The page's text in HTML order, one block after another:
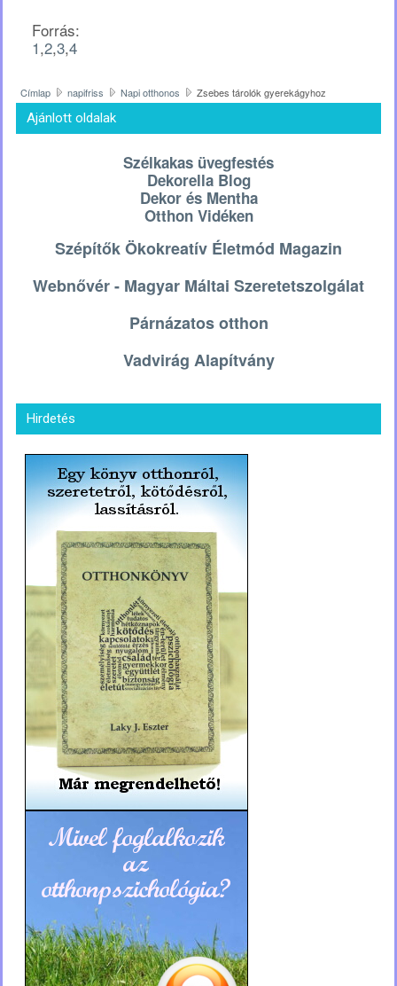
Forrás:
1,2,3,4
Címlap napifriss Napi otthonos Zsebes tárolók gyerekágyhoz
Ajánlott oldalak
Szélkakas üvegfestés
Dekorella Blog
Dekor és Mentha
Otthon Vidéken
Szépítők Ökokreatív Életmód Magazin
Webnővér - Magyar Máltai Szeretetszolgálat
Párnázatos otthon
Vadvirág Alapítvány
Hirdetés